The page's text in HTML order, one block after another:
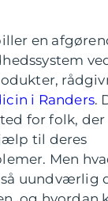
en
i Randers.
for folk,
til deres
Men
uundværlig